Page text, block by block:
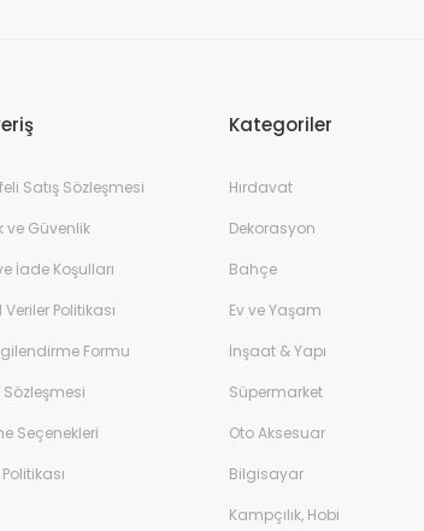
Satış Sözleşmesi
ve Güvenlik
İade Koşulları
Veriler Politikası
Formu
Sözleşmesi
Seçenekleri
Kategoriler
Hırdavat
Dekorasyon
Bahçe
Ev ve Yaşam
İnşaat & Yapı
Süpermarket
Oto Aksesuar
Bilgisayar
Kampçılık, Hobi